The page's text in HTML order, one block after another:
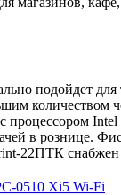
подойдет для
количеством
процессором Intel
в рознице.
22ПТК снабжен
0510 Xi5 Wi-Fi